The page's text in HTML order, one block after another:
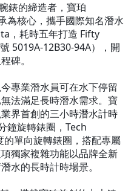
錶的締造者，寶珀
為核心，攜手國際知名潛水
，耗時五年打造 Fifty
5019A-12B30-94A），開
碑。
專業潛水員可在水下停留
法滿足長時潛水需求。寶
界首創的三小時潛水計時
鐘旋轉錶圈，Tech
單向旋轉錶圈，搭配專屬
獨家複雜功能以品牌全新
水的長時計時場景。